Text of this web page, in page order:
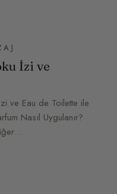
İzi ve
ve Eau de Toilette ile
Nasıl Uygulanır?